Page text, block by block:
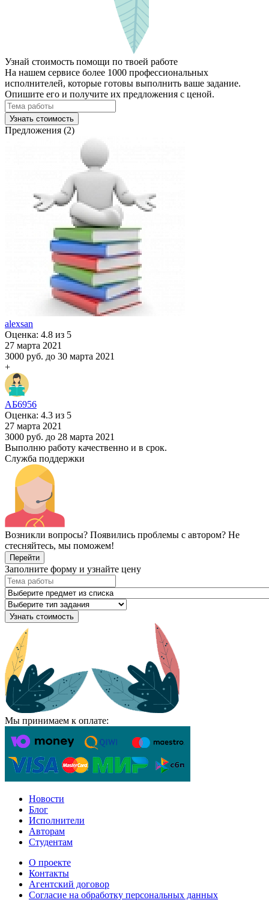
Узнай стоимость помощи по твоей работе
На нашем сервисе более 1000 профессиональных
исполнителей, которые готовы выполнить ваше задание.
Опишите его и получите их предложения с ценой.
Узнать стоимость
Предложения (2)
alexsan
Оценка: 4.8 из 5
27 марта 2021
3000 руб. до 30 марта 2021
+
АБ6956
Оценка: 4.3 из 5
27 марта 2021
3000 руб. до 28 марта 2021
Выполню работу качественно и в срок.
Служба поддержки
Возникли вопросы? Появились проблемы с автором? Не
стесняйтесь, мы поможем!
Перейти
Заполните форму и узнайте цену
Узнать стоимость
Мы принимаем к оплате:
Новости
Блог
Исполнители
Авторам
Студентам
О проекте
Контакты
Агентский договор
Согласие на обработку персональных данных